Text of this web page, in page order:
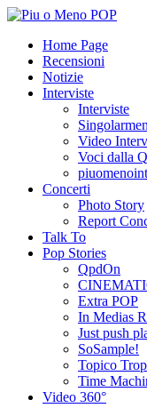
Home Page
Recensioni
Notizie
Interviste
Interviste
Video
Voci dalla
Concerti
Photo Story
Report
Talk To
Pop Stories
QpdOn
Extra POP
In Medias
Just push
SoSample!
Topico
Time
Video 360°